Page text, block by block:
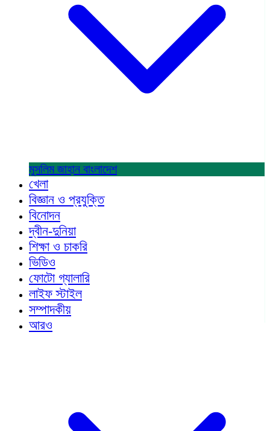
মুসলিম জাহান বাংলাদেশ
খেলা
বিজ্ঞান ও প্রযুক্তি
বিনোদন
দ্বীন-দুনিয়া
শিক্ষা ও চাকরি
ভিডিও
ফোটো গ্যালারি
লাইফ স্টাইল
সম্পাদকীয়
আরও